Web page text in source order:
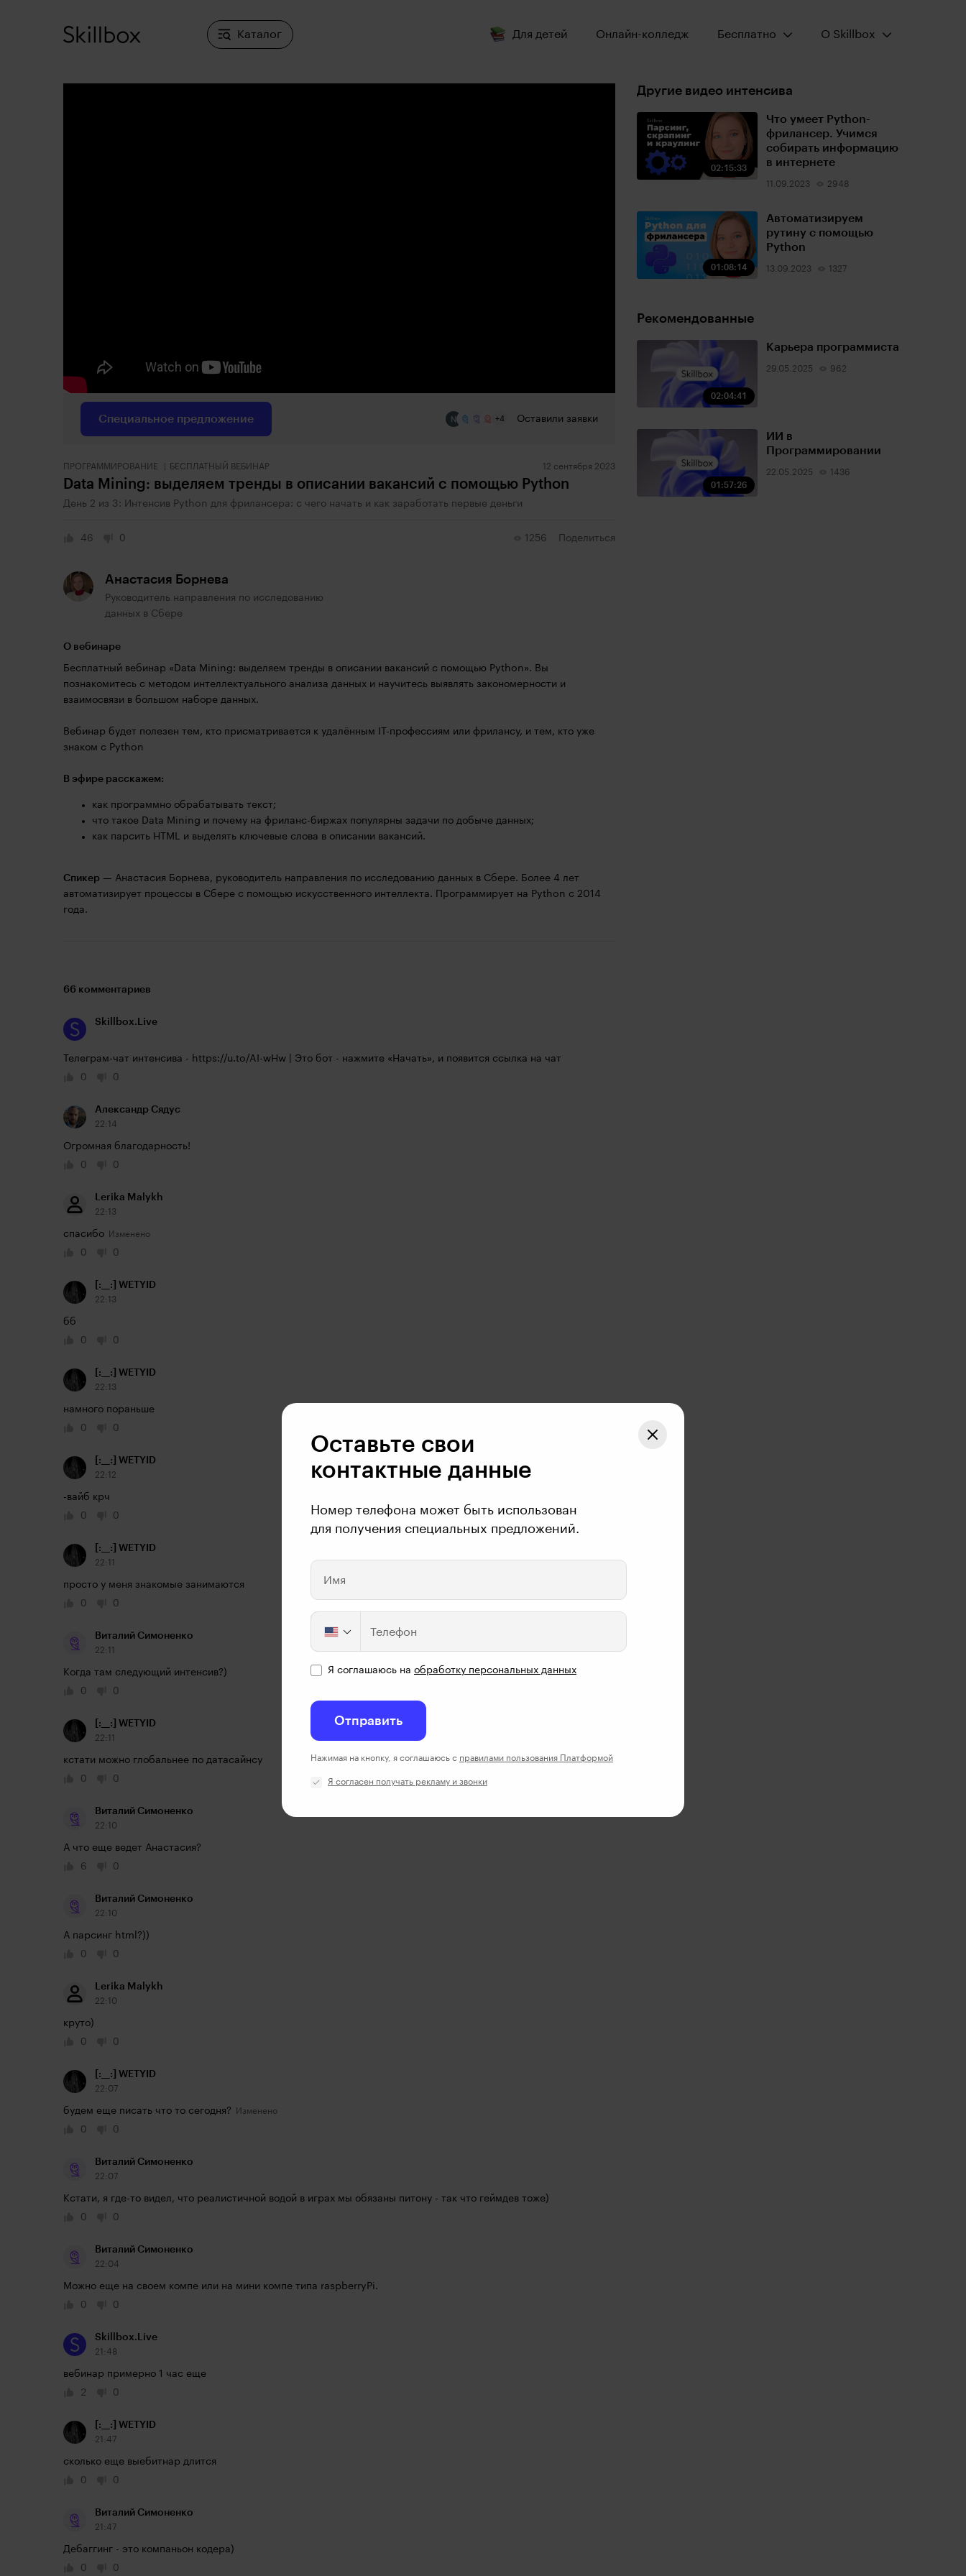
Каталог Для детей Онлайн-колледж Открыть меню:
Бесплатно Открыть меню:
О Skillbox
Специальное предложение +4 Оставили заявки
ПРОГРАММИРОВАНИЕ БЕСПЛАТНЫЙ ВЕБИНАР 12 сентября 2023
Data Mining: выделяем тренды в описании вакансий с помощью Python
День 2 из 3: Интенсив Python для фрилансера: с чего начать и как заработать первые деньги
46 0 1256 Поделиться
Анастасия Борнева
Руководитель направления по исследованию
данных в Сбере
О вебинаре
Бесплатный вебинар «Data Mining: выделяем тренды в описании вакансий с помощью Python». Вы
познакомитесь с методом интеллектуального анализа данных и научитесь выявлять закономерности и
взаимосвязи в большом наборе данных.
Вебинар будет полезен тем, кто присматривается к удалённым IT-профессиям или фрилансу, и тем, кто уже
знаком с Python
В эфире расскажем:
как программно обрабатывать текст;
что такое Data Mining и почему на фриланс-биржах популярны задачи по добыче данных;
как парсить HTML и выделять ключевые слова в описании вакансий.
Спикер — Анастасия Борнева, руководитель направления по исследованию данных в Сбере. Более 4 лет
автоматизирует процессы в Сбере с помощью искусственного интеллекта. Программирует на Python с 2014
года.
Другие видео интенсива
02:15:33
Что умеет Python-
фрилансер. Учимся
собирать информацию
в интернете
11.09.2023 2948
01:08:14
Автоматизируем
рутину с помощью
Python
13.09.2023 1327
Рекомендованные
02:04:41
Карьера программиста
29.05.2025 962
01:57:26
ИИ в
Программировании
22.05.2025 1436
66 комментариев
Skillbox.Live
Телеграм-чат интенсива - https://u.to/AI-wHw | Это бот - нажмите «Начать», и появится ссылка на чат
0
0
Александр Сядус
22:14
Огромная благодарность!
0
0
Lerika Malykh
22:13
спасибо
0
0
[:__:] WETYID
22:13
бб
0
0
[:__:] WETYID
22:13
намного пораньше
0
0
[:__:] WETYID
22:12
-вайб крч
0
0
[:__:] WETYID
22:11
просто у меня знакомые занимаются
0
0
Виталий Симоненко
22:11
Когда там следующий интенсив?)
0
0
[:__:] WETYID
22:11
кстати можно глобальнее по датасайнсу
0
0
Виталий Симоненко
22:10
А что еще ведет Анастасия?
6
0
Виталий Симоненко
22:10
А парсинг html?))
0
0
Lerika Malykh
22:10
круто)
0
0
[:__:] WETYID
22:07
будем еще писать что то сегодня?
0
0
Виталий Симоненко
22:07
Кстати, я где-то видел, что реалистичной водой в играх мы обязаны питону - так что геймдев тоже)
0
0
Виталий Симоненко
22:04
Можно еще на своем компе или на мини компе типа raspberryPi.
0
0
Skillbox.Live
21:48
вебинар примерно 1 час еще
2
0
[:__:] WETYID
21:47
сколько еще выебитнар длится
0
0
Виталий Симоненко
21:47
Дебаггинг - это компаньон кодера)
0
0
Оставьте свои
контактные данные
Номер телефона может быть использован
для получения специальных предложений.
Имя
Телефон
Я соглашаюсь на обработку персональных данных
Отправить
Нажимая на кнопку, я соглашаюсь с правилами пользования Платформой
Я согласен получать рекламу и звонки